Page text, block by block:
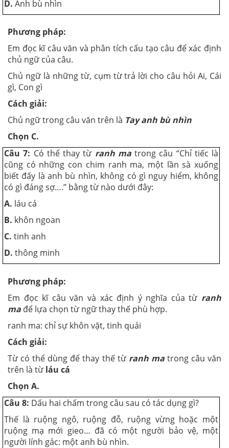
D. Anh bù nhìn
Phương pháp:
Em đọc kĩ câu văn và phân tích cấu tạo câu để xác định
chủ ngữ của câu.
Chủ ngữ là những từ, cụm từ trả lời cho câu hỏi Ai, Cái
gì, Con gì
Cách giải:
Chủ ngữ trong câu văn trên là Tay anh bù nhìn
Chọn C.
Câu 7: Có thể thay từ ranh matrong câu “Chỉ tiếc là
cũng có những con chim ranh ma, một lần sà xuống
biết đấy là anh bù nhìn, không có gì nguy hiểm, không
có gì đáng sợ….” bằng từ nào dưới đây:
A. láu cá
B. khôn ngoan
C. tinh anh
D. thông minh
Phương pháp:
Em đọc kĩ câu văn và xác định ý nghĩa của từ ranh
ma để lựa chọn từ ngữ thay thế phù hợp.
ranh ma: chỉ sự khôn vặt, tinh quái
Cách giải:
Từ có thể dùng để thay thế từ ranh ma trong câu văn
trên là từ láu cá
Chọn A.
Câu 8: Dấu hai chấm trong câu sau có tác dụng gì?
Thế là ruộng ngô, ruộng đỗ, ruộng vừng hoặc một
ruộng mạ mới gieo… đã có một người bảo vệ, một
người lính gác: một anh bù nhìn.